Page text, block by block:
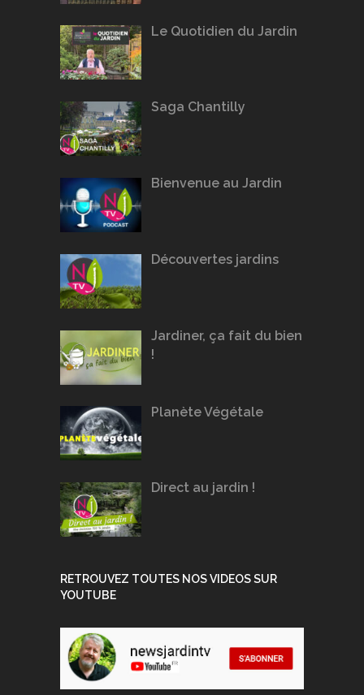
Le Quotidien du Jardin
Saga Chantilly
Bienvenue au Jardin
Découvertes jardins
Jardiner, ça fait du bien
!
Planète Végétale
Direct au jardin !
RETROUVEZ TOUTES NOS VIDEOS SUR
YOUTUBE